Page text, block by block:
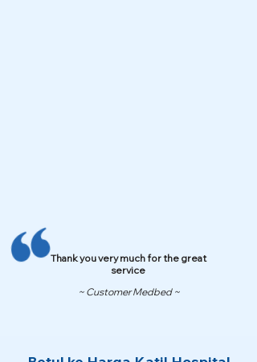
Thank you very much for the great
service
~ Customer Medbed ~